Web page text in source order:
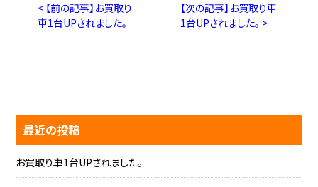
< 【前の記事】お買取り
車1台UPされました。
【次の記事】お買取り車
1台UPされました。 >
最近の投稿
お買取り車1台UPされました。